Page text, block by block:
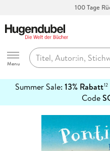
100 Tage
Hugendubel
Menu
Summer Sale: 13% Rabatt12
Code
erfahren